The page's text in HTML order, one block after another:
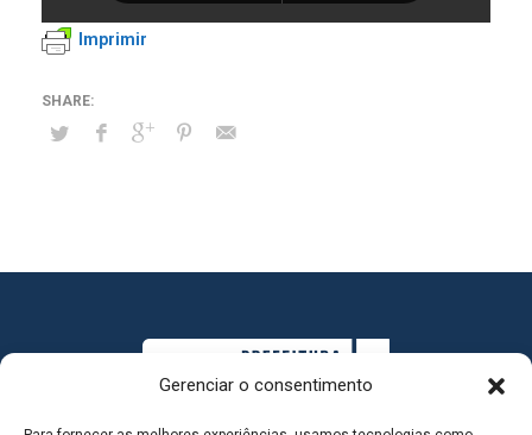
Gerenciar o consentimento
Imprimir